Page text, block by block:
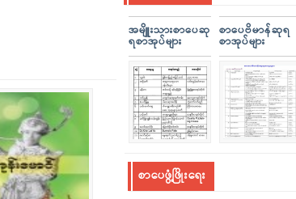
အမျိူးသားစာပေဆု
ရစာအုပ်များ
စာပေဗိမာန်ဆုရ
စာအုပ်များ
စာပေဖွံ့ဖြိုးရေး